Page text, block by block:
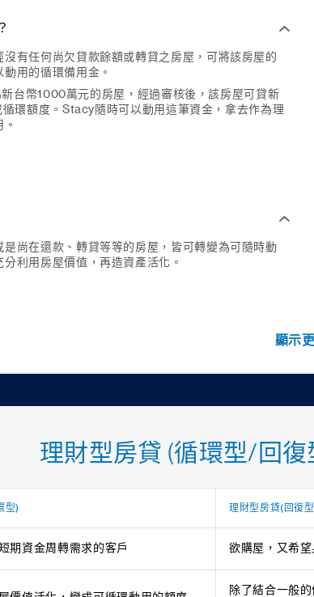
有任何尚欠貸款餘額或轉貸之房屋，可將該房屋的
用的循環備用金。
台幣1000萬元的房屋，經過審核後，該房屋可貸新
環額度。Stacy隨時可以動用這筆資金，拿去作為理
尚在還款、轉貸等等的房屋，皆可轉變為可隨時動
利用房屋價值，再造資產活化。
顯示
理財型房貸 (循環型/回
型) 理財型房貸( 回復型
期資金周轉需求的客戶 欲購屋，又希
除了結合一般